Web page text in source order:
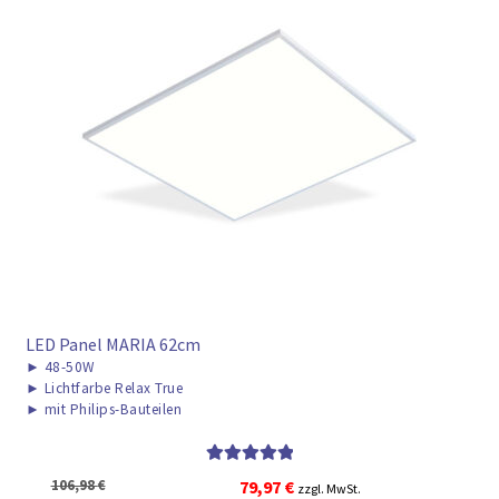
LED Panel MARIA 62cm
► 48-50W
► Lichtfarbe Relax True
► mit Philips-Bauteilen
106,98€ Ursprünglicher
79,97 €Aktueller
zzgl. MwSt.